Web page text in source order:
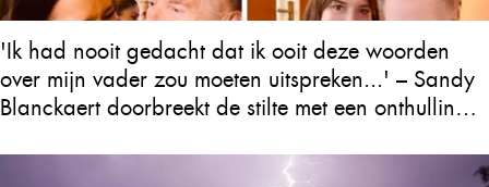
'Ik had nooit gedacht dat ik ooit deze woorden
over mijn vader zou moeten uitspreken...' – Sandy
Blanckaert doorbreekt de stilte met een onthulling
achterlaat